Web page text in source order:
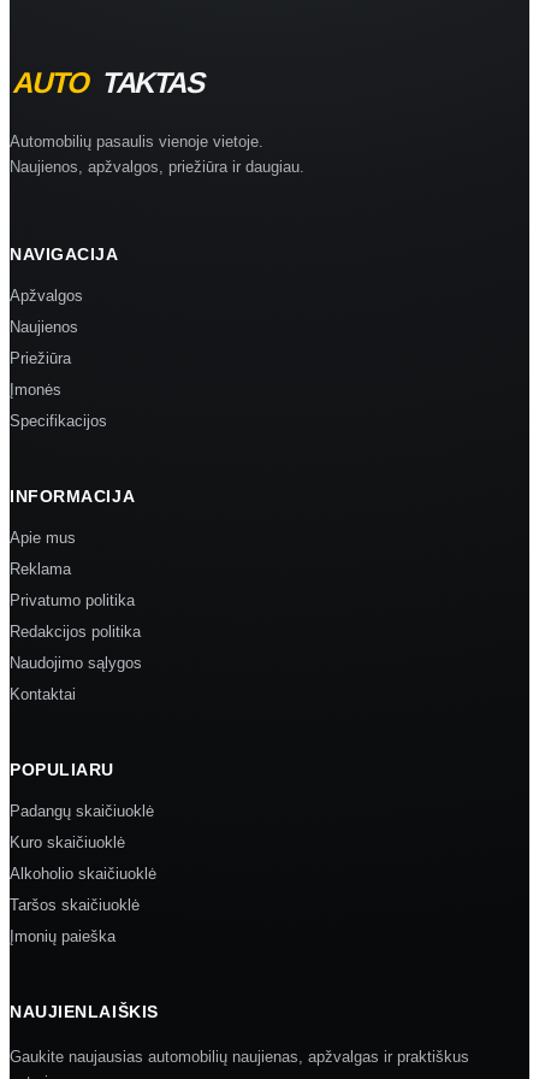
Automobilių pasaulis vienoje vietoje.
Naujienos, apžvalgos, priežiūra ir daugiau.
NAVIGACIJA
Apžvalgos
Naujienos
Priežiūra
Įmonės
Specifikacijos
INFORMACIJA
Apie mus
Reklama
Privatumo politika
Redakcijos politika
Naudojimo sąlygos
Kontaktai
POPULIARU
Padangų skaičiuoklė
Kuro skaičiuoklė
Alkoholio skaičiuoklė
Taršos skaičiuoklė
Įmonių paieška
NAUJIENLAIŠKIS
Gaukite naujausias automobilių naujienas, apžvalgas ir praktiškus